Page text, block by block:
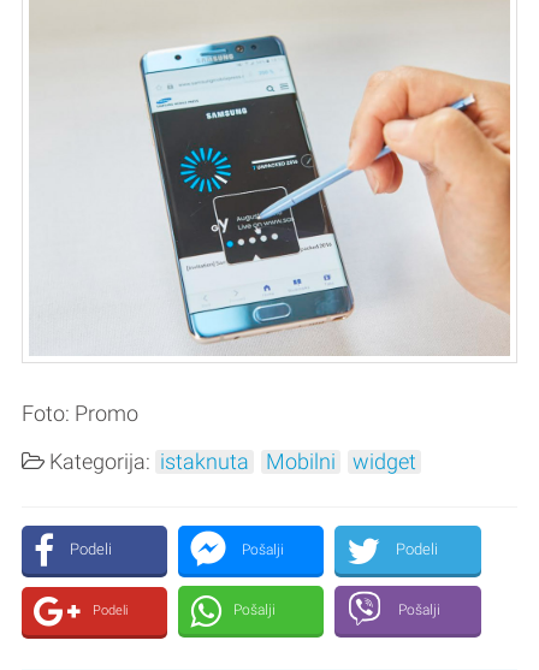
Foto: Promo
Kategorija: istaknuta Mobilni widget
Podeli Pošalji Podeli
Podeli Pošalji Pošalji